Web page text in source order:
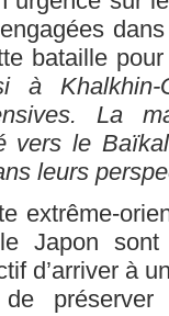
bataille
à
La
vers le
leurs
extrême-
Japon
d’arriver à
préserver